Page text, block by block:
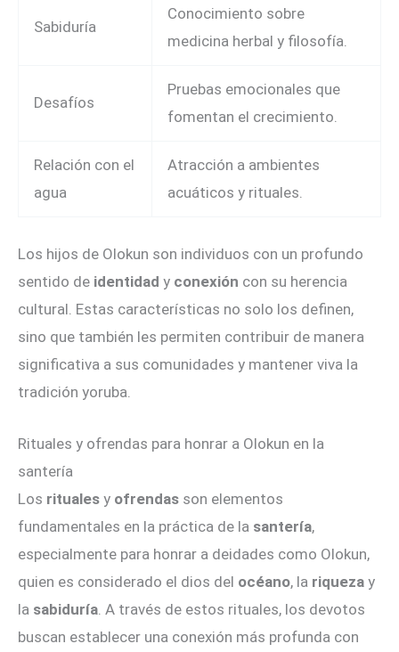
Sabiduría
Conocimiento sobre
medicina herbal y filosofía.
Desafíos
Pruebas emocionales que
fomentan el crecimiento.
Relación con el
agua
Atracción a ambientes
acuáticos y rituales.
Los hijos de Olokun son individuos con un profundo
sentido de identidad y conexión con su herencia
cultural. Estas características no solo los definen,
sino que también les permiten contribuir de manera
significativa a sus comunidades y mantener viva la
tradición yoruba.
Rituales y ofrendas para honrar a Olokun en la
santería
Los rituales y ofrendas son elementos
fundamentales en la práctica de la santería,
especialmente para honrar a deidades como Olokun,
quien es considerado el dios del océano, la riqueza y
la sabiduría . A través de estos rituales, los devotos
buscan establecer una conexión más profunda con